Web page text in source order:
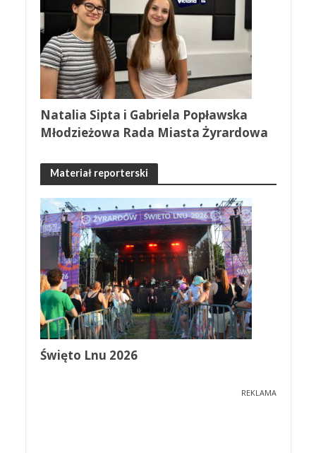
Natalia Sipta i Gabriela Popławska
Młodzieżowa Rada Miasta Żyrardowa
Materiał reporterski
Święto Lnu 2026
REKLAMA